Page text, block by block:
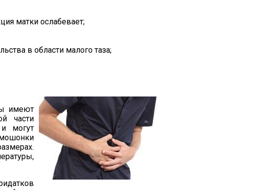
матки ослабевает;
в области малого таза;
имеют
части
могут